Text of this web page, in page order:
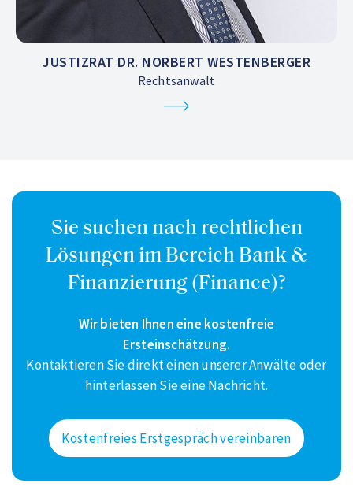
JUSTIZRAT DR. NORBERT WESTENBERGER
Rechtsanwalt
Sie suchen nach rechtlichen
Lösungen im Bereich Bank &
Finanzierung (Finance)?
Wir bieten Ihnen eine kostenfreie
Ersteinschätzung.
Kontaktieren Sie direkt einen unserer Anwälte oder
hinterlassen Sie eine Nachricht.
Kostenfreies Erstgespräch vereinbaren